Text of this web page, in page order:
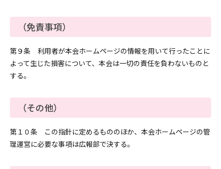
（免責事項）
第９条 利用者が本会ホームページの情報を用いて行ったことに
よって生じた損害について、本会は一切の責任を負わないものと
する。
（その他）
第１０条 この指針に定めるもののほか、本会ホームページの管
理運営に必要な事項は広報部で決する。